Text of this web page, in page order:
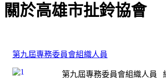
關於高雄市扯鈴協會
第九屆專務委員會組織人員
第九屆專務委員會組織人員